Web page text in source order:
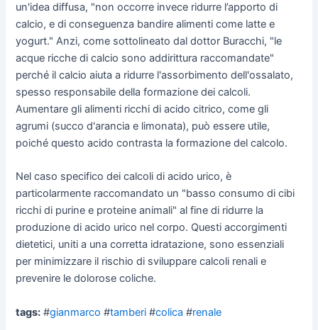
un'idea diffusa, "non occorre invece ridurre l’apporto di
calcio, e di conseguenza bandire alimenti come latte e
yogurt." Anzi, come sottolineato dal dottor Buracchi, "le
acque ricche di calcio sono addirittura raccomandate"
perché il calcio aiuta a ridurre l'assorbimento dell'ossalato,
spesso responsabile della formazione dei calcoli.
Aumentare gli alimenti ricchi di acido citrico, come gli
agrumi (succo d'arancia e limonata), può essere utile,
poiché questo acido contrasta la formazione del calcolo.
Nel caso specifico dei calcoli di acido urico, è
particolarmente raccomandato un "basso consumo di cibi
ricchi di purine e proteine animali" al fine di ridurre la
produzione di acido urico nel corpo. Questi accorgimenti
dietetici, uniti a una corretta idratazione, sono essenziali
per minimizzare il rischio di sviluppare calcoli renali e
prevenire le dolorose coliche.
tags: #gianmarco #tamberi #colica #renale